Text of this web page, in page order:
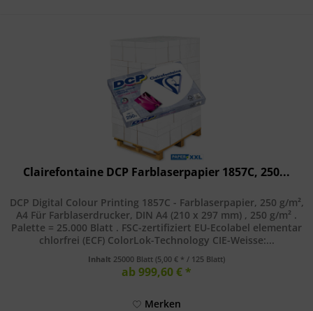
Clairefontaine DCP Farblaserpapier 1857C, 250...
DCP Digital Colour Printing 1857C - Farblaserpapier, 250 g/m²,
A4 Für Farblaserdrucker, DIN A4 (210 x 297 mm) , 250 g/m² .
Palette = 25.000 Blatt . FSC-zertifiziert EU-Ecolabel elementar
chlorfrei (ECF) ColorLok-Technology CIE-Weisse:...
Inhalt 25000 Blatt (5,00 € * / 125 Blatt)
ab 999,60 € *
Merken